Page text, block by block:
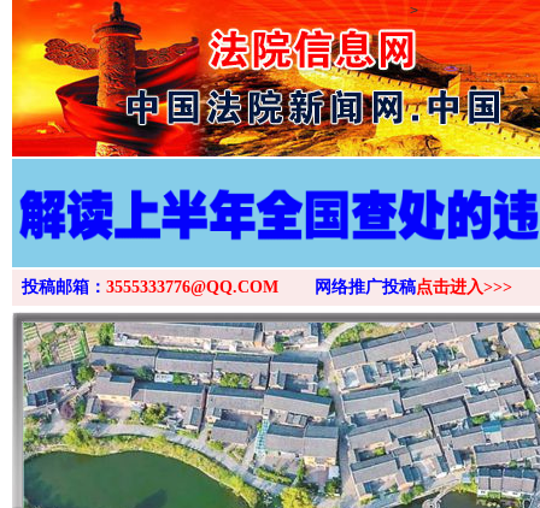
>
投稿邮箱： 3555333776@QQ.COM 网络推广投稿点击进入>>>